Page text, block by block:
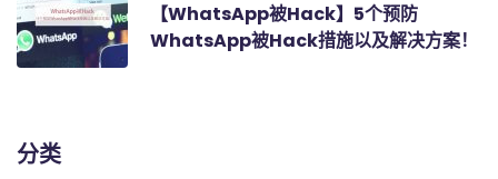
【WhatsApp被Hack】5个预防
WhatsApp被Hack措施以及解决方案！
分类